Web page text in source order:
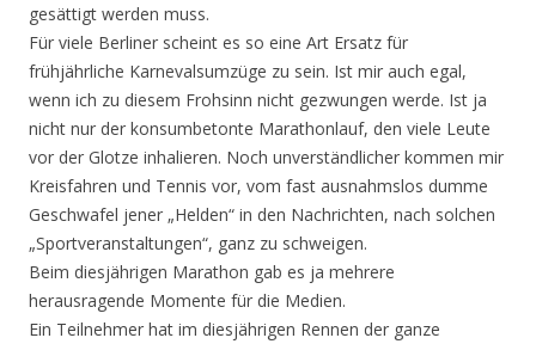
gesättigt werden muss.
Für viele Berliner scheint es so eine Art Ersatz für
frühjährliche Karnevalsumzüge zu sein. Ist mir auch egal,
wenn ich zu diesem Frohsinn nicht gezwungen werde. Ist ja
nicht nur der konsumbetonte Marathonlauf, den viele Leute
vor der Glotze inhalieren. Noch unverständlicher kommen mir
Kreisfahren und Tennis vor, vom fast ausnahmslos dumme
Geschwafel jener „Helden“ in den Nachrichten, nach solchen
„Sportveranstaltungen“, ganz zu schweigen.
Beim diesjährigen Marathon gab es ja mehrere
herausragende Momente für die Medien.
Ein Teilnehmer hat im diesjährigen Rennen der ganze